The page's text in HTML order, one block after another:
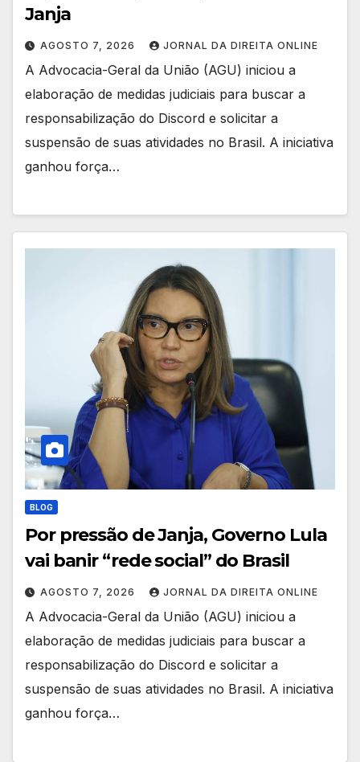
Janja
AGOSTO 7, 2026 JORNAL DA DIREITA ONLINE
A Advocacia-Geral da União (AGU) iniciou a
elaboração de medidas judiciais para buscar a
responsabilização do Discord e solicitar a
suspensão de suas atividades no Brasil. A iniciativa
ganhou força…
BLOG
Por pressão de Janja, Governo Lula
vai banir “rede social” do Brasil
AGOSTO 7, 2026 JORNAL DA DIREITA ONLINE
A Advocacia-Geral da União (AGU) iniciou a
elaboração de medidas judiciais para buscar a
responsabilização do Discord e solicitar a
suspensão de suas atividades no Brasil. A iniciativa
ganhou força…